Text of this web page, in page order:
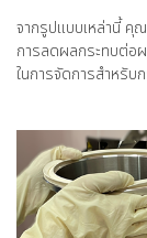
จากรูปแบบเหล่านี้ คุ
การลดผลกระทบต่อ
ในการจัดการสำหรับ